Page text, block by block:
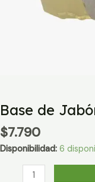
Base de
$7.790
Disponibilidad: 6